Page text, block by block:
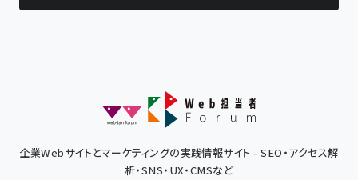
企業Webサイトとマーケティングの実践情報サイト - SEO・アクセス解
析・SNS・UX・CMSなど